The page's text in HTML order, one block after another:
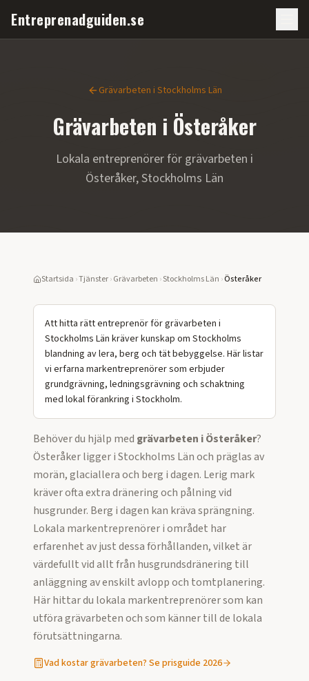
Entreprenadguiden.se
Grävarbeten i Stockholms Län
Grävarbeten i Österåker
Lokala entreprenörer för grävarbeten i
Österåker,Stockholms Län
Startsida ›Tjänster›Grävarbeten ›Stockholms Län ›Österåker
Att hitta rätt entreprenör för grävarbeten i
Stockholms Län kräver kunskap om Stockholms
blandning av lera, berg och tät bebyggelse. Här listar
vi erfarna markentreprenörer som erbjuder
grundgrävning, ledningsgrävning och schaktning
med lokal förankring i Stockholm.
Behöver du hjälp med grävarbeten iÖsteråker?
Österåker ligger i Stockholms Län och präglas av
morän, glaciallera och berg i dagen. Lerig mark
kräver ofta extra dränering och pålning vid
husgrunder. Berg i dagen kan kräva sprängning.
Lokala markentreprenörer i området har
erfarenhet av just dessa förhållanden, vilket är
värdefullt vid allt från husgrundsdränering till
anläggning av enskilt avlopp och tomtplanering.
Här hittar du lokala markentreprenörer som kan
utföragrävarbetenoch som känner till de lokala
förutsättningarna.
Vad kostargrävarbeten? Se prisguide 2026